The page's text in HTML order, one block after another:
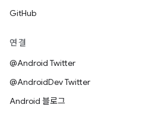
GitHub
연결
@Android Twitter
@AndroidDev Twitter
Android 블로그